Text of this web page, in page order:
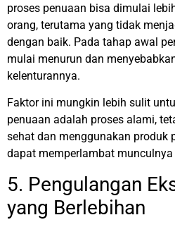
proses penuaan bisa dimulai
orang, terutama yang tidak
dengan baik. Pada tahap awal
mulai menurun dan
kelenturannya.
Faktor ini mungkin lebih sulit
penuaan adalah proses alami,
sehat dan menggunakan produk
dapat memperlambat munculnya
5. Pengulangan
yang Berlebihan